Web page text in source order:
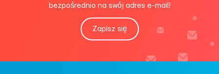
bezpośrednio na swój adres e-mail!
Zapisz się